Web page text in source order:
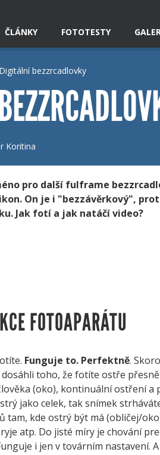
ČLÁNKY FOTOTESTY
Digitální bezzrcadlovky
Koritina
pro další fulframe
On je i "bezzávěrkový",
Jak fotí a jak natáčí video?
FOTOAPARÁTU
Funguje to. Perfektně.
toho, že fotíte ostře
(oko), kontinuální ostření a
jako celek, tak snímek
tam, kde ostrý být má (obličej/
atp. Do jisté míry je chování
i jen v továrním nastavení.